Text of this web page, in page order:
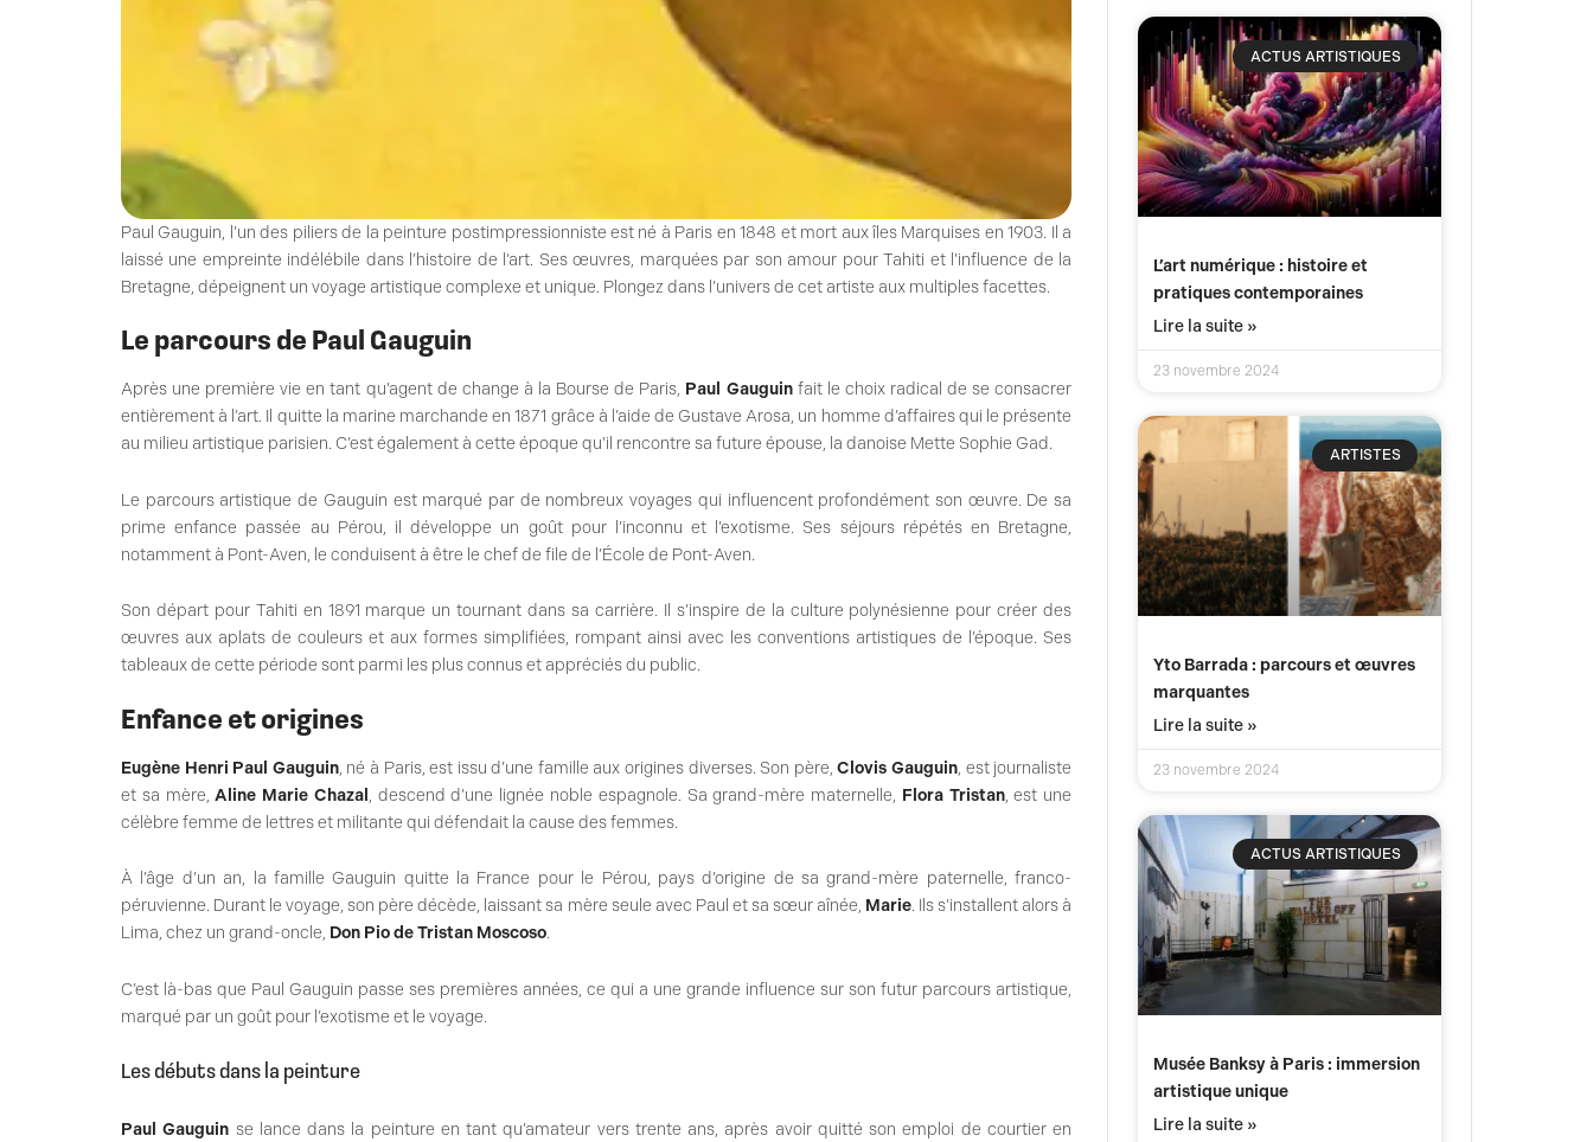
Paul Gauguin, l’un des piliers de la peinture postimpressionniste est né à Paris en 1848 et mort aux îles Marquises en 1903. Il a
laissé une empreinte indélébile dans l’histoire de l’art. Ses œuvres, marquées par son amour pour Tahiti et l’influence de la
Bretagne, dépeignent un voyage artistique complexe et unique. Plongez dans l’univers de cet artiste aux multiples facettes.
Le parcours de Paul Gauguin
Après une première vie en tant qu’agent de change à la Bourse de Paris, Paul Gauguinfait le choix radical de se consacrer
entièrement à l’art. Il quitte la marine marchande en 1871 grâce à l’aide de Gustave Arosa, un homme d’affaires qui le présente
au milieu artistique parisien. C’est également à cette époque qu’il rencontre sa future épouse, la danoise Mette Sophie Gad.
Le parcours artistique de Gauguin est marqué par de nombreux voyages qui influencent profondément son œuvre. De sa
prime enfance passée au Pérou, il développe un goût pour l’inconnu et l’exotisme. Ses séjours répétés en Bretagne,
notamment à Pont-Aven, le conduisent à être le chef de file de l’École de Pont-Aven.
Son départ pour Tahiti en 1891 marque un tournant dans sa carrière. Il s’inspire de la culture polynésienne pour créer des
œuvres aux aplats de couleurs et aux formes simplifiées, rompant ainsi avec les conventions artistiques de l’époque. Ses
tableaux de cette période sont parmi les plus connus et appréciés du public.
Enfance et origines
Eugène Henri Paul Gauguin, né à Paris, est issu d’une famille aux origines diverses. Son père,Clovis Gauguin, est journaliste
et sa mère,Aline Marie Chazal , descend d’une lignée noble espagnole. Sa grand-mère maternelle, Flora Tristan, est une
célèbre femme de lettres et militante qui défendait la cause des femmes.
À l’âge d’un an, la famille Gauguin quitte la France pour le Pérou, pays d’origine de sa grand-mère paternelle, franco-
péruvienne. Durant le voyage, son père décède, laissant sa mère seule avec Paul et sa sœur aînée, Marie. Ils s’installent alors à
Lima, chez un grand-oncle, Don Pio de Tristan Moscoso.
C’est là-bas que Paul Gauguin passe ses premières années, ce qui a une grande influence sur son futur parcours artistique,
marqué par un goût pour l’exotisme et le voyage.
Les débuts dans la peinture
Paul Gauguin se lance dans la peinture en tant qu’amateur vers trente ans, après avoir quitté son emploi de courtier en
ACTUS ARTISTIQUES
L’art numérique : histoire et
pratiques contemporaines
Lire la suite »
23 novembre 2024
ARTISTES
Yto Barrada : parcours et œuvres
marquantes
Lire la suite »
23 novembre 2024
ACTUS ARTISTIQUES
Musée Banksy à Paris : immersion
artistique unique
Lire la suite »